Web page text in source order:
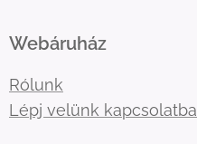
Webáruház
Rólunk
Lépj velünk kapcsolatba